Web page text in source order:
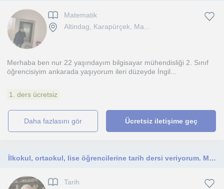
Matematik
Altindag, Karapürçek, Ma...
Merhaba ben nur 22 yaşındayım bilgisayar mühendisliği 2. Sınıf
öğrencisiyim ankarada yaşıyorum ileri düzeyde İngil...
1. ders ücretsiz
daha fazlasını gör Ücretsiz iletişime geç
İlkokul, ortaokul, lise öğrencilerine tarih dersi veriyorum. MEB müfredat uyumlu ve daha kapsamlı şekilde konuları ele alıyorum
Tarih